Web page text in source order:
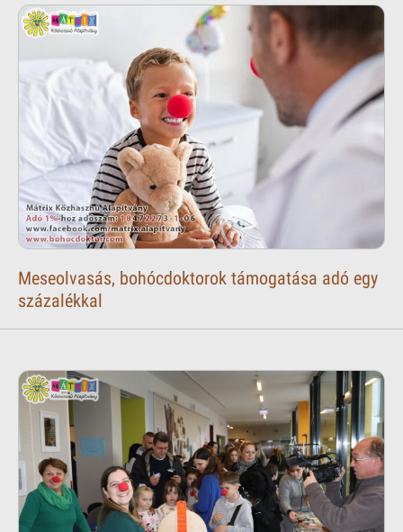
Meseolvasás, bohócdoktorok támogatása adó egy
százalékkal